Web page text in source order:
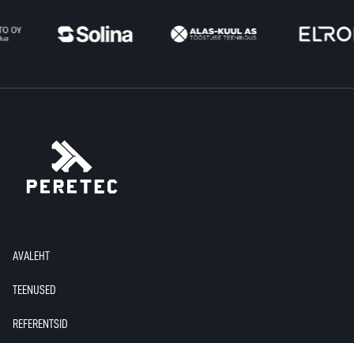
AVALEHT
TEENUSED
REFERENTSID